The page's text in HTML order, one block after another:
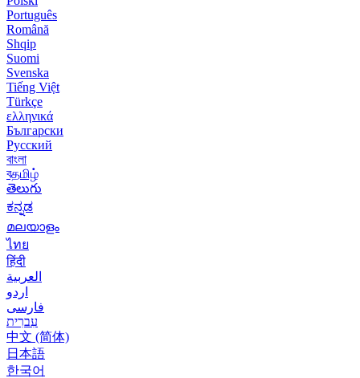
Português
Română
Shqip
Suomi
Svenska
Tiếng Việt
Türkçe
ελληνικά
Български
Русский
বাংলা
বதமிழ்
తెలుగు
ಕನ್ನಡ
മലയാളം
ไทย
हिंदी
العربية
اردو
فارسی
עִברִית
中文 (简体)
日本語
한국어